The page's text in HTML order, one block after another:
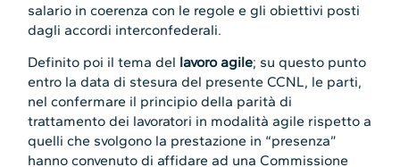
salario in coerenza con le regole e gli obiettivi posti
dagli accordi interconfederali.
Definito poi il tema del lavoro agile; su questo punto
entro la data di stesura del presente CCNL, le parti,
nel confermare il principio della parità di
trattamento dei lavoratori in modalità agile rispetto a
quelli che svolgono la prestazione in “presenza”
hanno convenuto di affidare ad una Commissione